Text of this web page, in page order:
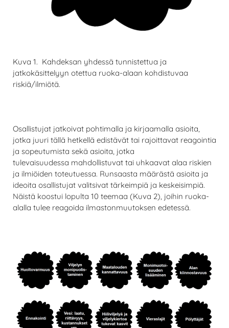
Kuva 1. Kahdeksan yhdessä tunnistettua ja
jatkokäsittelyyn otettua ruoka-alaan kohdistuvaa
riskiä/ilmiötä.
Osallistujat jatkoivat pohtimalla ja kirjaamalla asioita,
jotka juuri tällä hetkellä edistävät tai rajoittavat reagointia
ja sopeutumista sekä asioita, jotka
tulevaisuudessa mahdollistuvat tai uhkaavat alaa riskien
ja ilmiöiden toteutuessa. Runsaasta määrästä asioita ja
ideoita osallistujat valitsivat tärkeimpiä ja keskeisimpiä.
Näistä koostui lopulta 10 teemaa (Kuva 2), joihin ruoka-
alalla tulee reagoida ilmastonmuutoksen edetessä.